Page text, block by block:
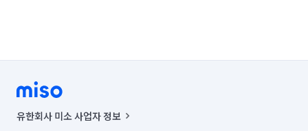
유한회사 미소 사업자 정보